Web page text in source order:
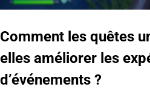
Comment les quêtes
elles améliorer les
d’événements ?